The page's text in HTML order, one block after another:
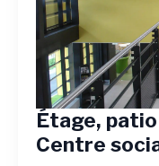
Étage,
Centre